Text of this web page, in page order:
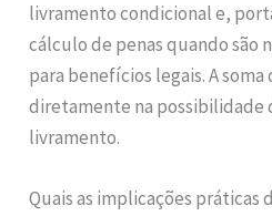
livramento condicional e,
cálculo de penas quando são
para benefícios legais. A
diretamente na possibilidade
livramento.
Quais as implicações práticas